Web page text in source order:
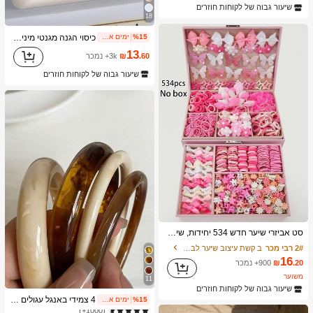
(1000+)
שיעור גבוה של לקוחות חוזרים
סט אביזרי שיער חדש 534 יחידות, שילוב מתוק ואופנתי לבנות, מתנה מושלמת למסיבת החג לאחיות ולחברות
2# רבי מכר
₪16.20 900+ נמכר
משוער
שיעור גבוה של לקוחות חוזרים
18
%15 כיסוי הגנה מגנטי מינימליסטי מסיליקון נוזלי לטעינה אלחוטית, 1 יחידה, תואם ל-17 Air 16 14 13 12 15 Pro Max Plus, עם הגנת קטיפה למצלמה, מתנה לאביב ויום הולדת, למשרד מקצועי, עמיד לזעזועים
₪13.60 3k+ נמכר
שיעור גבוה של לקוחות חוזרים
11
%15 4 צמידי באנגל עגולים מאקריליק בסגנון רטרו אלגנטי לנשים, עיצוב פשוט אופנתי, מתאימים ללבישה יומיומית ואירועים, מתנה עבורה
1# רבי מכר
ב אַף לֹא אֶחָד צמידי נשים
(1000+)